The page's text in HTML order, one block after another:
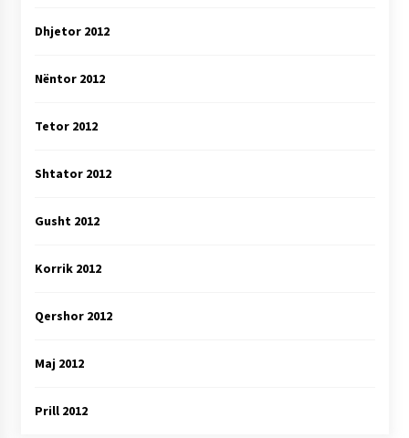
Dhjetor 2012
Nëntor 2012
Tetor 2012
Shtator 2012
Gusht 2012
Korrik 2012
Qershor 2012
Maj 2012
Prill 2012